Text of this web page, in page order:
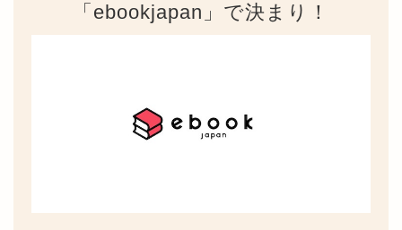
「ebookjapan」で決まり！